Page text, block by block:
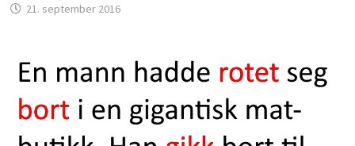
21. september 2016